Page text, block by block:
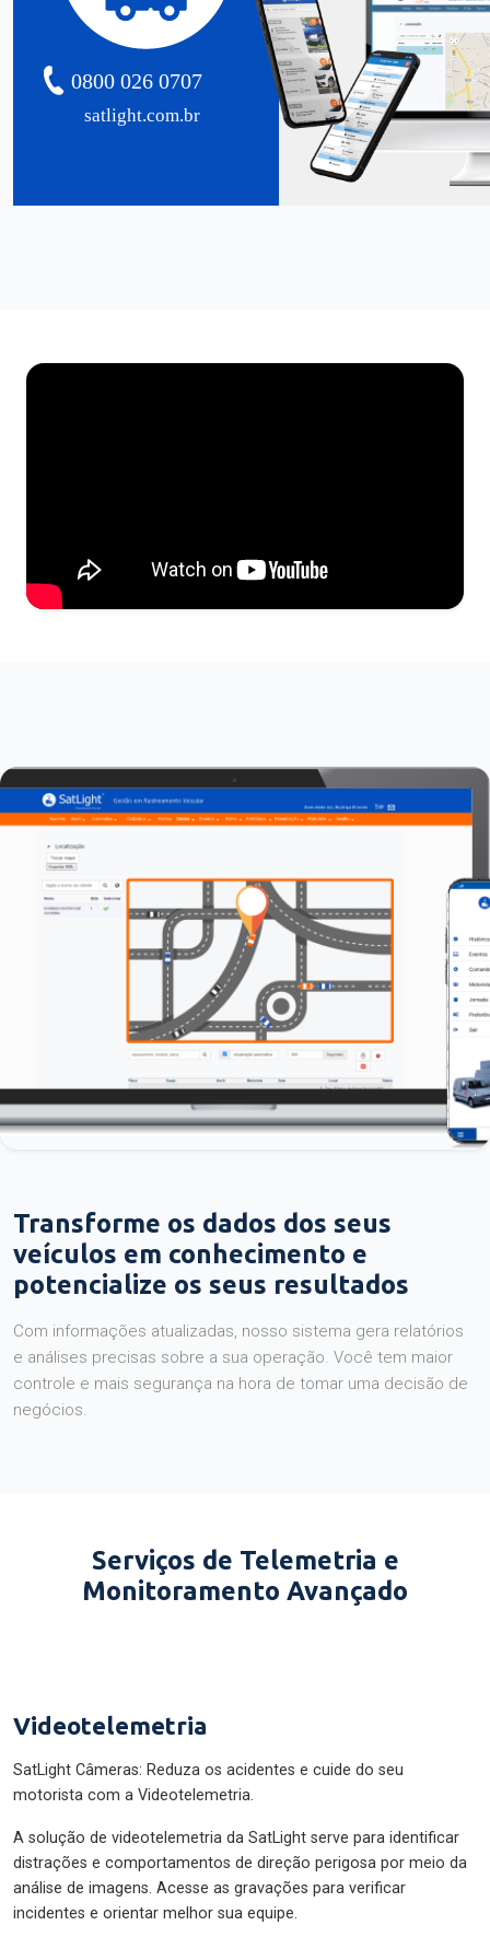
satlight.com.br
0800 026 0707
Transforme os dados dos seus
veículos em conhecimento e
potencialize os seus resultados
Com informações atualizadas, nosso sistema gera relatórios
e análises precisas sobre a sua operação. Você tem maior
controle e mais segurança na hora de tomar uma decisão de
negócios.
Serviços de Telemetria e
Monitoramento Avançado
Videotelemetria
SatLight Câmeras: Reduza os acidentes e cuide do seu
motorista com a Videotelemetria.
A solução de videotelemetria da SatLight serve para identificar
distrações e comportamentos de direção perigosa por meio da
análise de imagens. Acesse as gravações para verificar
incidentes e orientar melhor sua equipe.